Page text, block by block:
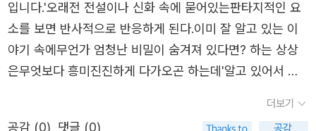
벌어지고 있음을 알게된다. 이는 젊은 여성들의 실종 사건과
무관하지 않다는 사실이 밝혀지게 되고, 보름과 산호를 얽매
고 있던 과거의 일과도 연결되어 있음을 알게 된다. 너무 재
미있었으나, 결말이 아쉬웠다. 너무 갑작스럽게 끝맺음을 한
게, 제대로 싸워보지도 못한채 갑작스럽게 중단된 느낌이라
없는 존재니까. 별것도 아닌 일로 신내림을 받게 하거나 귀
들을 불러들이지. 자신들이 할 수 없는 일을 이들이 해줄 수
있다고 믿으면서! 성불하지 못한 귀들은 계속해서 실체를 가
지고 싶어 하지. 그래서 자신을 부르는 인간에게 쉽게 가버
려. 저런 것들이 인간에게 붙들리면 잘해봤자 네가 모시고
있던 허주신밖에 못돼. 그러다가 깃든 모체가 죽으면 다른
그 믿음이 약해질수록 신은 흔들리죠.이 부분이 왠지 우
리 삶과도 닮아 있어아이와 함께 가치와 신념에 대해이야
기 나눠보고 싶다는 생각이 들었어요.::불량여신. 어둠을 쫓
울 같았어요.판타지가 낯설더라도,한 번쯤 이 책을 통해아이
와 함께 색다른 세계를 경험해보면 어떨까요? 🌙불량여
입니다.'오래전 전설이나 신화 속에 묻어있는판타지적인 요
소를 보면 반사적으로 반응하게 된다.이미 잘 알고 있는 이
야기 속에무언가 엄청난 비밀이 숨겨져 있다면? 하는 상상
은무엇보다 흥미진진하게 다가오곤 하는데'알고 있어서 더
이야기로 재창조한완성한 K-오컬트 판타지를 만났다.달에서
더보기
공감 (0) 댓글 (0)